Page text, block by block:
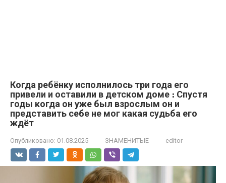
Когда ребёнку исполнилось три года его
привели и оставили в детском доме ։ Спустя
годы когда он уже был взрослым он и
представить себе не мог какая судьба его
ждёт
Опубликовано: 01.08.2025 ЗНАМЕНИТЫЕ editor